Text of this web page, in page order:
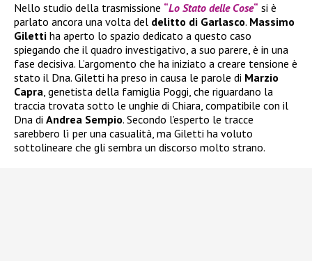
Nello studio della trasmissione “Lo Stato delle Cose“ si è
parlato ancora una volta del delitto di Garlasco. Massimo
Giletti ha aperto lo spazio dedicato a questo caso
spiegando che il quadro investigativo, a suo parere, è in una
fase decisiva. L’argomento che ha iniziato a creare tensione è
stato il Dna. Giletti ha preso in causa le parole di Marzio
Capra, genetista della famiglia Poggi, che riguardano la
traccia trovata sotto le unghie di Chiara, compatibile con il
Dna di Andrea Sempio. Secondo l’esperto le tracce
sarebbero lì per una casualità, ma Giletti ha voluto
sottolineare che gli sembra un discorso molto strano.